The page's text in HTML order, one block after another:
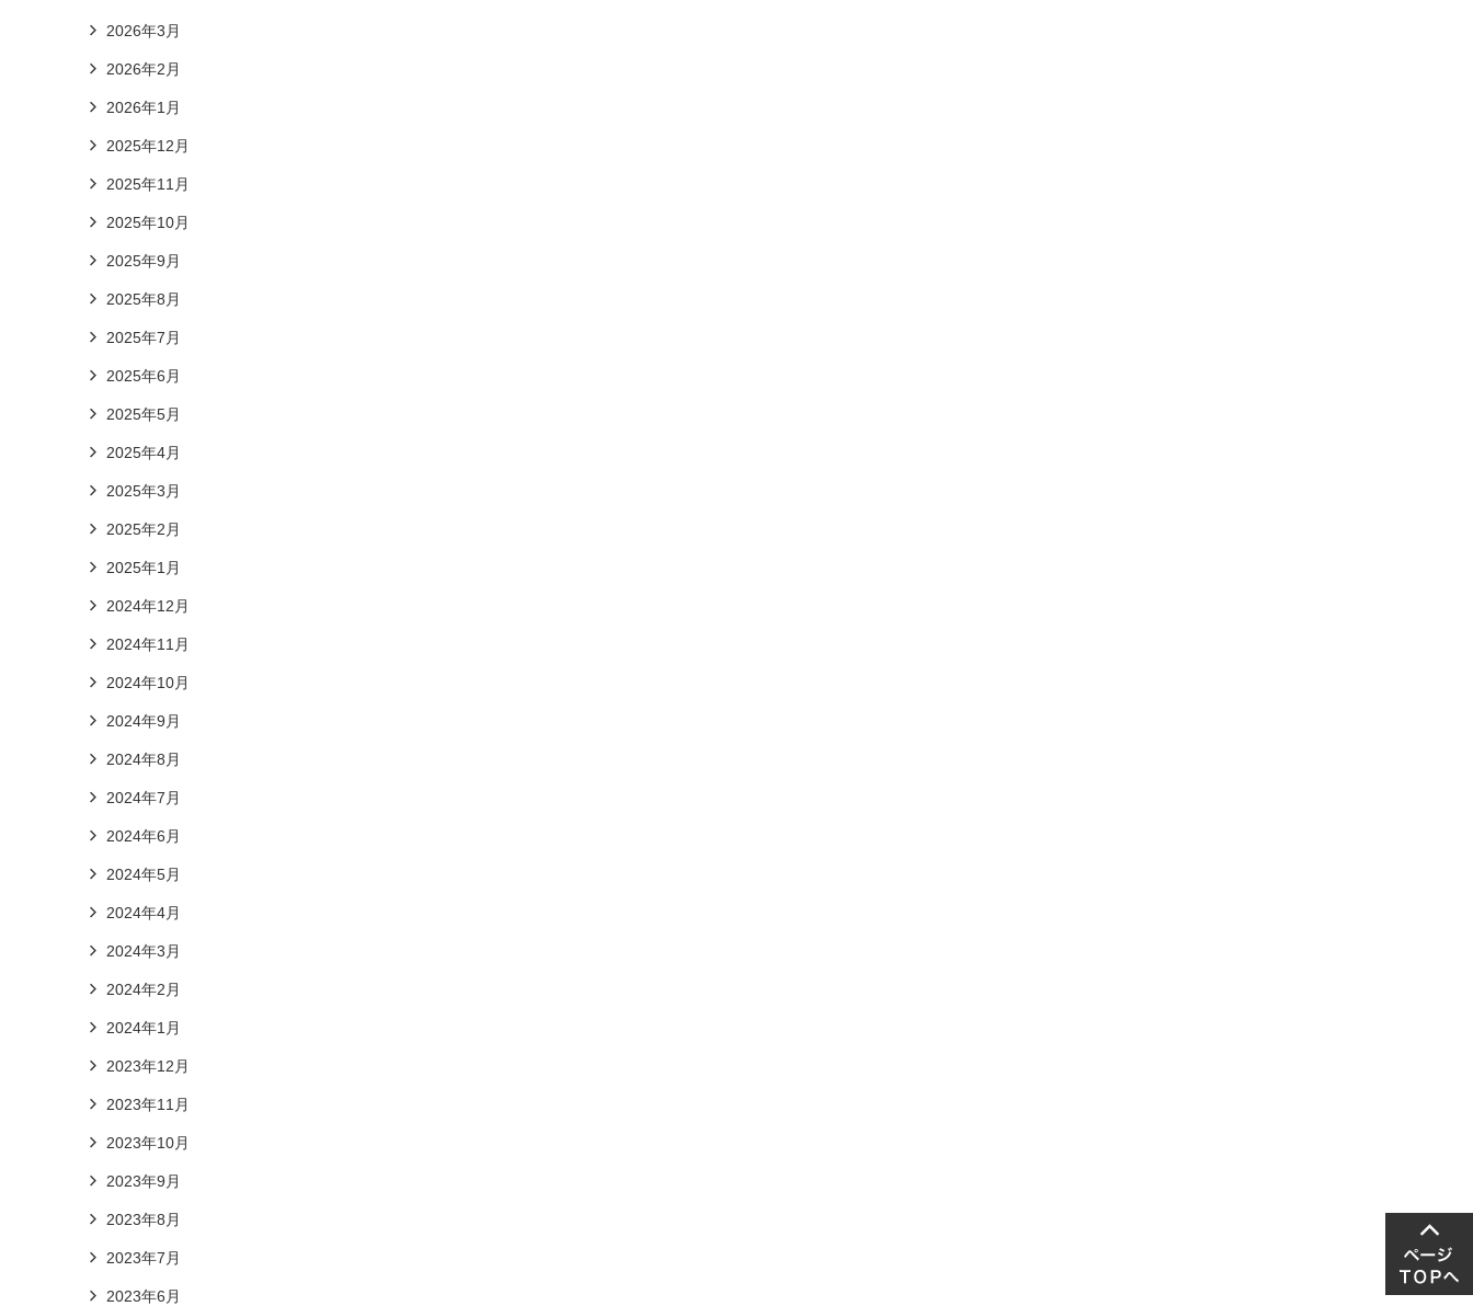
2026年3月
2026年2月
2026年1月
2025年12月
2025年11月
2025年10月
2025年9月
2025年8月
2025年7月
2025年6月
2025年5月
2025年4月
2025年3月
2025年2月
2025年1月
2024年12月
2024年11月
2024年10月
2024年9月
2024年8月
2024年7月
2024年6月
2024年5月
2024年4月
2024年3月
2024年2月
2024年1月
2023年12月
2023年11月
2023年10月
2023年9月
2023年8月
2023年7月
2023年6月